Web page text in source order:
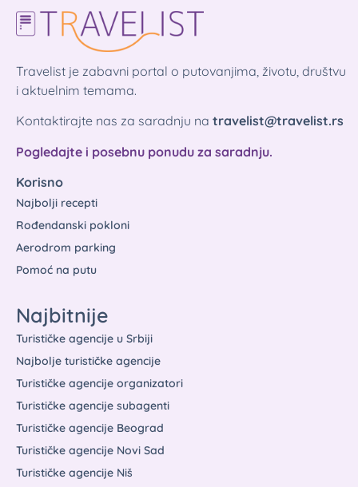
Travelist je zabavni portal o putovanjima, životu, društvu
i aktuelnim temama.
Kontaktirajte nas za saradnju na travelist@travelist.rs
Pogledajte i posebnu ponudu za saradnju.
Korisno
Najbolji recepti
Rođendanski pokloni
Aerodrom parking
Pomoć na putu
Najbitnije
Turističke agencije u Srbiji
Najbolje turističke agencije
Turističke agencije organizatori
Turističke agencije subagenti
Turističke agencije Beograd
Turističke agencije Novi Sad
Turističke agencije Niš